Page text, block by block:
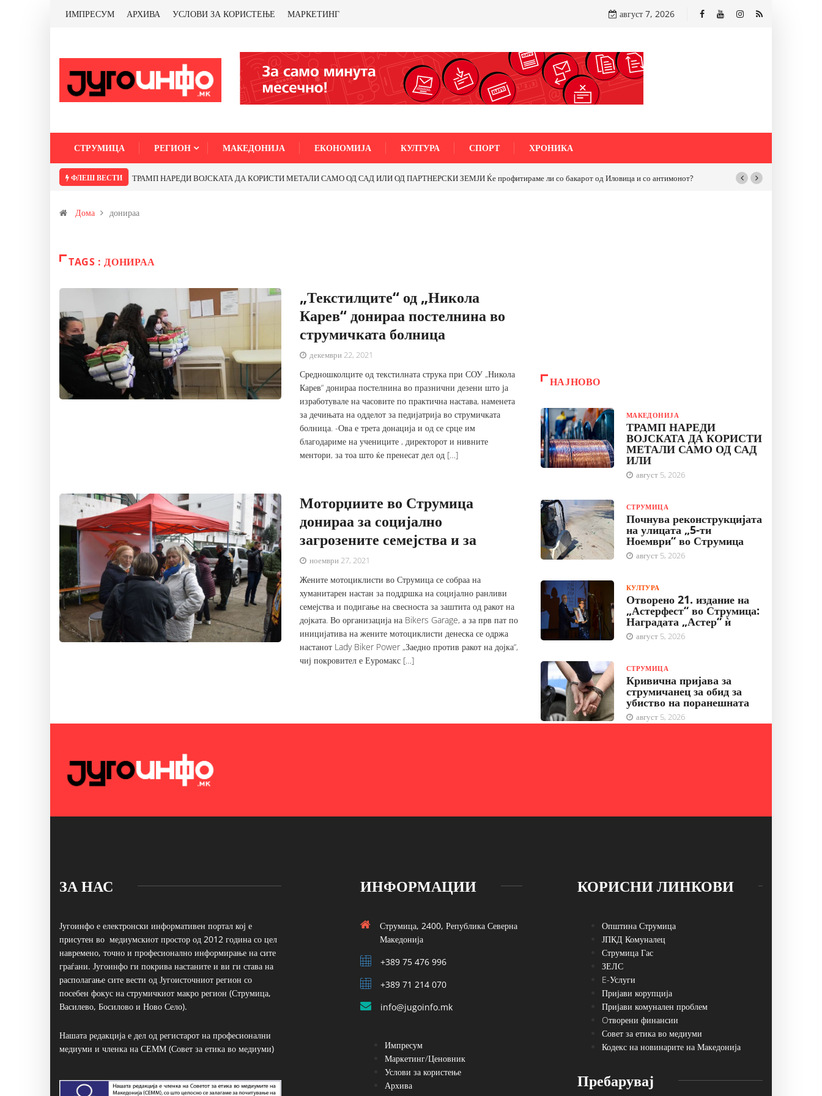
ИМПРЕСУМ АРХИВА УСЛОВИ ЗА КОРИСТЕЊЕ МАРКЕТИНГ август 7, 2026
СТРУМИЦА РЕГИОН МАКЕДОНИЈА ЕКОНОМИЈА КУЛТУРА СПОРТ ХРОНИКА
ФЛЕШ ВЕСТИ ТРАМП НАРЕДИ ВОЈСКАТА ДА КОРИСТИ МЕТАЛИ САМО ОД САД ИЛИ ОД ПАРТНЕРСКИ ЗЕМЈИ Ќе профитираме ли со бакарот од Иловица и со антимонот?
Дома донираа
TAGS : ДОНИРАА
„Текстилците“ од „Никола
Карев“ донираа постелнина во
струмичката болница
декември 22, 2021
Средношколците од текстилната струка при СОУ „Никола
Карев“ донираа постелнина во празнични дезени што ја
изработувале на часовите по практична настава, наменета
за дечињата на одделот за педијатрија во струмичката
болница. -Ова е трета донација и од се срце им
благодариме на учениците , директорот и нивните
ментори, за тоа што ќе пренесат дел од […]
Моторџиите во Струмица
донираа за социјално
загрозените семејства и за
ноември 27, 2021
Жените мотоциклисти во Струмица се собраа на
хуманитарен настан за поддршка на социјално ранливи
семејства и подигање на свесноста за заштита од ракот на
дојката. Во организација на Bikers Garage, а за прв пат по
иницијатива на жените мотоциклисти денеска се одржа
настанот Lady Biker Power „Заедно против ракот на дојка“,
чиј покровител е Еуромакс […]
НАЈНОВО
МАКЕДОНИЈА
ТРАМП НАРЕДИ
ВОЈСКАТА ДА КОРИСТИ
МЕТАЛИ САМО ОД САД
ИЛИ
август 5, 2026
СТРУМИЦА
Почнува реконструкцијата
на улицата „5-ти
Ноември“ во Струмица
август 5, 2026
КУЛТУРА
Отворено 21. издание на
„Астерфест“ во Струмица:
Наградата „Астер“ ѝ
август 5, 2026
СТРУМИЦА
Кривична пријава за
струмичанец за обид за
убиство на поранешната
август 5, 2026
ЗА НАС
Југоинфо е електронски информативен портал кој е
присутен во медиумскиот простор од 2012 година со цел
навремено, точно и професионално информирање на сите
граѓани. Југоинфо ги покрива настаните и ви ги става на
располагање сите вести од Југоисточниот регион со
посебен фокус на струмичкиот макро регион (Струмица,
Василево, Босилово и Ново Село).
Нашата редакција е дел од регистарот на професионални
медиуми и членка на СЕММ (Совет за етика во медиуми)
ИНФОРМАЦИИ
Струмица, 2400, Република Северна
Македонија
+389 75 476 996
+389 71 214 070
info@jugoinfo.mk
Импресум
Маркетинг/Ценовник
Услови за користење
Архива
КОРИСНИ ЛИНКОВИ
Општина Струмица
ЈПКД Комуналец
Струмица Гас
ЗЕЛС
E-Услуги
Пријави корупција
Пријави комунален проблем
Oтворени финансии
Совет за етика во медиуми
Кодекс на новинарите на Македонија
Пребарувај